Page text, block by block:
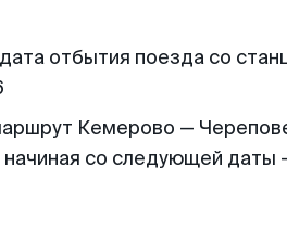
отбытия поезда со
Кемерово —
со следующей даты